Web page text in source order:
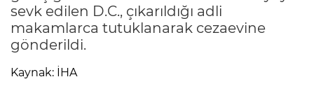
sevk edilen D.C., çıkarıldığı adli
makamlarca tutuklanarak cezaevine
gönderildi.
Kaynak: İHA